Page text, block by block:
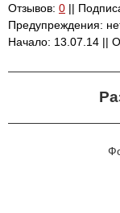
Отзывов: 0 ||
Предупреждения:
Начало: 13.07.14 ||